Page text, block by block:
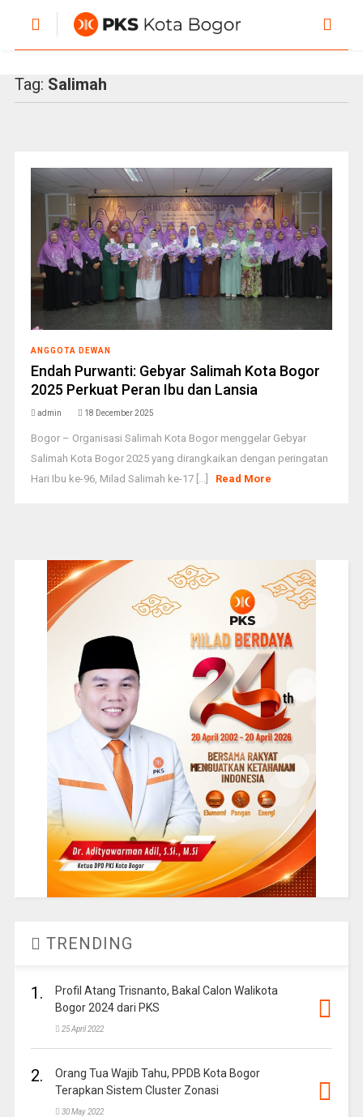
Tag: Salimah
ANGGOTA DEWAN
Endah Purwanti: Gebyar Salimah Kota Bogor
2025 Perkuat Peran Ibu dan Lansia
admin 18 December 2025
Bogor – Organisasi Salimah Kota Bogor menggelar Gebyar
Salimah Kota Bogor 2025 yang dirangkaikan dengan peringatan
Hari Ibu ke-96, Milad Salimah ke-17 [...]
Read More
TRENDING
1.
Profil Atang Trisnanto, Bakal Calon Walikota
Bogor 2024 dari PKS
25 April 2022
2.
Orang Tua Wajib Tahu, PPDB Kota Bogor
Terapkan Sistem Cluster Zonasi
30 May 2022